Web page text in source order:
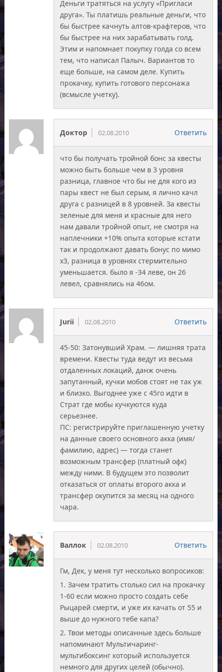
Деньги тратяться на услугу «Пригласи
друга». Ты платишь реальные деньги, что
бы быстрее качнуть алтов-крафтеров, что
бы быстрее на них зарабатывать голд.
Этим и напомнает покупку голда со всем
тем, что написал Палыч. Вариантов то
еще больше, на самом деле. Купить
прокачку, купить готового персонажа
(всмысле учетку).
Доктор 02.08.2010 Ответить
что бы получать тройной бонс за квесты
можно быть больше чем в 3 уровня
разница, главное что бы не для кого из
пары квест не был серым, я лично качл
друга с разницей в 8 уровней. За квесты
зеленые для меня и красные для него
нам давали тройной опыт, не смотря на
наплечники +10% опыта которые кстати
так и продолжают давать бонус по мимо
х3, разница в уровнях стермительно
уменьшается. было я -34 леве, он 26
левел, сравнялись на 46ом.
Jurii 02.08.2010 Ответить
45-50: Затонувший Храм. — лишняя трата
времени. Квесты туда ведут из весьма
отдаленных локаций, данж очень
запутанный, кучки мобов стоят не так уж
и близко. Выгоднее уже с 45го идти в
Страт где мобы кучкуются куда
серьезнее.
ПС: регистрируйте приглашенную учетку
на данные своего основного акка (имя/
фамилию, адрес) — тогда станет
возможным трансфер (платный офк)
между ними. В будущем это позволит
отказаться от оплаты второго акка и
трансфер окупится за месяц на одного
чара.
Валлок 02.08.2010 Ответить
Гм, Дек, у меня тут несколько вопросиков:
1. Зачем тратить столько сил на прокачку
1-60 если можно просто создать себе
Рыцарей смерти, и уже их качать от 55 и
выше до нужного тебе капа?
2. Твои методы описанные здесь больше
напоминают Мультичаринг-
мультибоксинг который используется
немного для других целей (обычно).